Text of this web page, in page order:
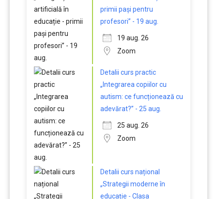
primii pași pentru
profesori” - 19 aug.
19 aug. 26
Zoom
Detalii curs practic
„Integrarea copiilor cu
autism: ce funcționează cu
adevărat?” - 25 aug.
25 aug. 26
Zoom
Detalii curs național
„Strategii moderne în
educație - Clasa